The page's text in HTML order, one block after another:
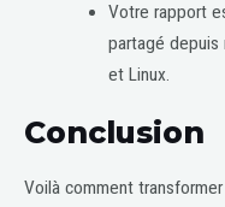
Votre rapport
partagé depuis
et Linux.
Conclusion
Voilà comment